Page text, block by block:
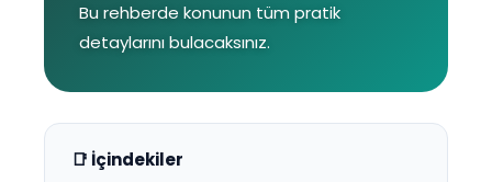
Bu rehberde konunun tüm pratik
detaylarını bulacaksınız.
📑 İçindekiler